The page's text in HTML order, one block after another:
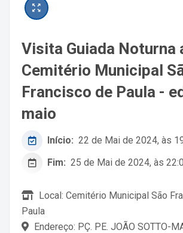
Visita Guiada Noturna
Cemitério Municipal
Francisco de Paula -
maio
Início: 22 de Mai de 2024, às
Fim: 25 de Mai de 2024, às
Local: Cemitério Municipal São
Paula
Endereço: PÇ. PE. JOÃO SOTTO-